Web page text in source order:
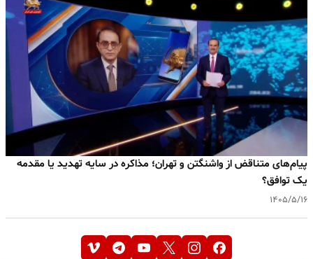
پیام‌های متناقض از واشنگتن و تهران؛ مذاکره در سایه تهدید یا مقدمه
یک توافق؟
۱۴۰۵/۵/۱۶